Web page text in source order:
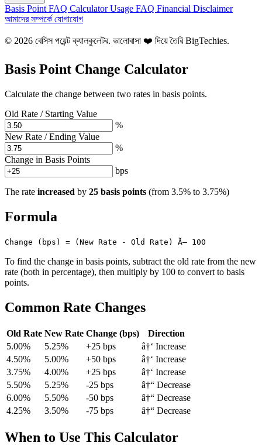
Basis Point FAQ Calculator Usage FAQ Financial Disclaimer
আমাদের সম্পর্কে যোগাযোগ
© 2026 বেসিস পয়েন্ট ক্যালকুলেটর. ভালোবাসা ❤️ দিয়ে তৈরিBigTechies.
Basis Point Change Calculator
Calculate the change between two rates in basis points.
Old Rate / Starting Value
%
New Rate / Ending Value
%
Change in Basis Points
bps
The rate increased by 25 basis points (from 3.5% to 3.75%)
Formula
Change (bps) = (New Rate - Old Rate) Ã— 100
To find the change in basis points, subtract the old rate from the new
rate (both in percentage), then multiply by 100 to convert to basis
points.
Common Rate Changes
Old Rate New Rate Change (bps)
Direction
5.00%
5.25% +25 bps
â†‘ Increase
4.50%
5.00% +50 bps
â†‘ Increase
3.75%
4.00% +25 bps
â†‘ Increase
5.50%
5.25% -25 bps
â†“ Decrease
6.00%
5.50% -50 bps
â†“ Decrease
4.25%
3.50% -75 bps â†“ Decrease
When to Use This Calculator